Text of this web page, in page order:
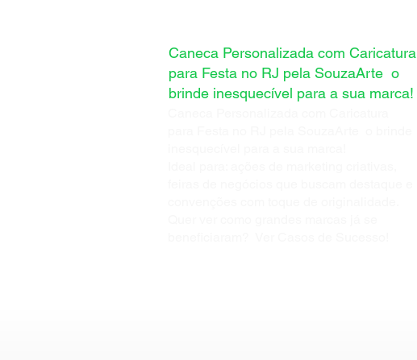
Caneca Personalizada com Caricatura
para Festa no RJ pela SouzaArte o
brinde inesquecível para a sua marca!